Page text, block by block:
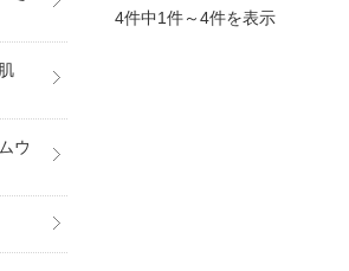
4件中1件～4件を表示
ウ